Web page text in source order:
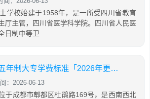
学校始建于1958年，是一所受四川省教育
厅主管，四川省医学科学院。四川省人民医
日制中等卫
四川省水产学校五年制大专学费标准「2026年更新」
：2026-06-13
于成都市郫都区杜鹃路169号，是西南西北